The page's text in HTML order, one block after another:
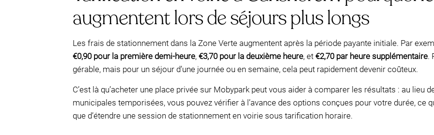
augmentent lors de séjours plus longs
Les frais de stationnement dans la Zone Verte augmentent après la période payante initiale. Par
€0,90 pour la première demi-heure, €3,70 pour la deuxième heure, et €2,70 par heure supplémentaire.
gérable, mais pour un séjour d’une journée ou en semaine, cela peut rapidement devenir coûteux.
C’est là qu’acheter une place privée sur Mobypark peut vous aider à comparer les résultats : au lieu
municipales temporisées, vous pouvez vérifier à l’avance des options conçues pour votre durée, ce
que d’étendre une session de stationnement en voirie sous tarification horaire.